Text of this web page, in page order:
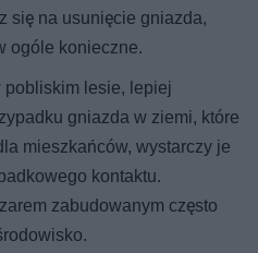
się na usunięcie gniazda,
ogóle konieczne.
lesie, lepiej
gniazda w ziemi, które
mieszkańców, wystarczy je
kontaktu.
zabudowanym często